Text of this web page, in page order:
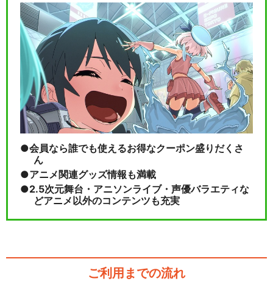
劇場版 きかんしゃトーマス 伝
説の英雄
閉じる
会員なら誰でも使えるお得なクーポン盛りだくさ
ん
アニメ関連グッズ情報も満載
2.5次元舞台・アニソンライブ・声優バラエティな
どアニメ以外のコンテンツも充実
ご利用までの流れ